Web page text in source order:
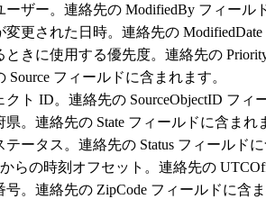
ザー。連絡先の ModifiedBy フィール
更された日時。連絡先の ModifiedDate
きに使用する優先度。連絡先の
フィールドに含まれます。
ト ID。連絡先の SourceObjectID フィ
。連絡先の State フィールドに含まれ
ータス。連絡先の Status フィールドに
らの時刻オフセット。連絡先の
。連絡先の ZipCode フィールドに含ま